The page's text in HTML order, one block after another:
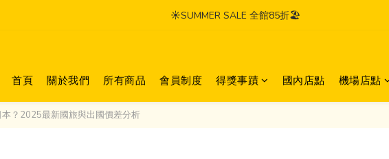
☀️SUMMER SALE 全館85折🏖️
首頁 關於我們 所有商品 會員制度 得獎事蹟 國內店點 機場店點
？2025最新國旅與出國價差分析